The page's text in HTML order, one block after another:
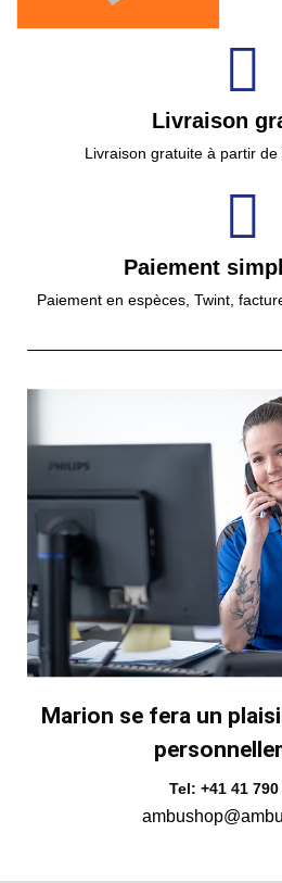
Livraison
Livraison gratuite à partir
Paiement
Paiement en espèces, Twint,
Marion se fera un
Tel: +41 41 790